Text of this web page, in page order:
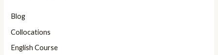
Blog
Collocations
English Course